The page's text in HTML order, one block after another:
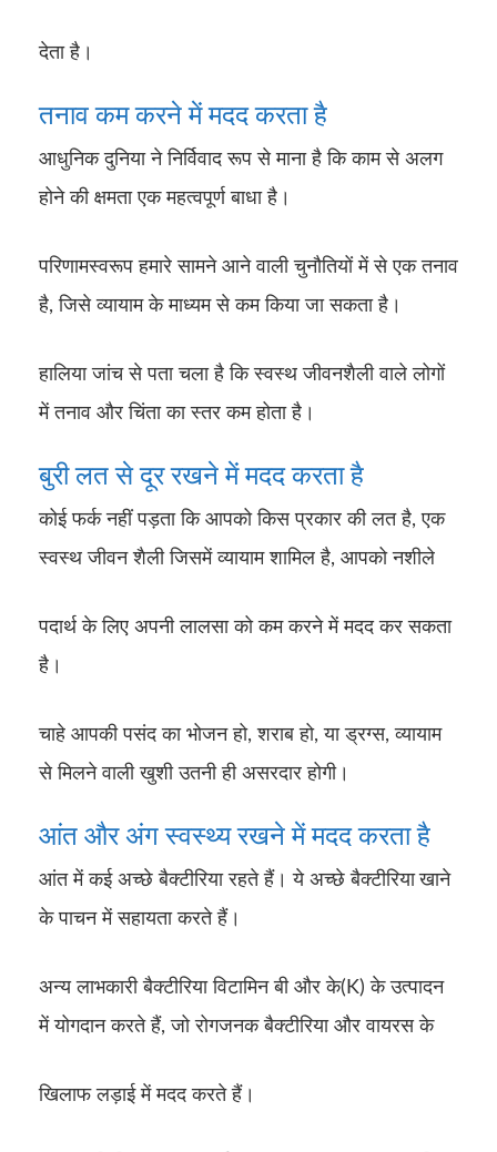
देता है।
तनाव कम करने में मदद करता है
आधुनिक दुनिया ने निर्विवाद रूप से माना है कि काम से अलग
होने की क्षमता एक महत्वपूर्ण बाधा है।
परिणामस्वरूप हमारे सामने आने वाली चुनौतियों में से एक तनाव
है, जिसे व्यायाम के माध्यम से कम किया जा सकता है।
हालिया ​​जांच से पता चला है कि स्वस्थ जीवनशैली वाले लोगों
में तनाव और चिंता का स्तर कम होता है।
बुरी लत से दूर रखने में मदद करता है
कोई फर्क नहीं पड़ता कि आपको किस प्रकार की लत है, एक
स्वस्थ जीवन शैली जिसमें व्यायाम शामिल है, आपको नशीले
पदार्थ के लिए अपनी लालसा को कम करने में मदद कर सकता
है।
चाहे आपकी पसंद का भोजन हो, शराब हो, या ड्रग्स, व्यायाम
से मिलने वाली खुशी उतनी ही असरदार होगी।
आंत और अंग स्वस्थ्य रखने में मदद करता है
आंत में कई अच्छे बैक्टीरिया रहते हैं। ये अच्छे बैक्टीरिया खाने
के पाचन में सहायता करते हैं।
अन्य लाभकारी बैक्टीरिया विटामिन बी और के(K) के उत्पादन
में योगदान करते हैं, जो रोगजनक बैक्टीरिया और वायरस के
खिलाफ लड़ाई में मदद करते हैं।